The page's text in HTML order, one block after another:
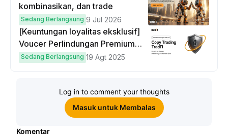
kombinasikan, dan trade
Sedang Berlangsung 9 Jul 2026
[Keuntungan loyalitas eksklusif]
Voucer Perlindungan Premium
hingga $50
Sedang Berlangsung 19 Agt 2025
Log in to comment your thoughts
Masuk untuk Membalas
Komentar